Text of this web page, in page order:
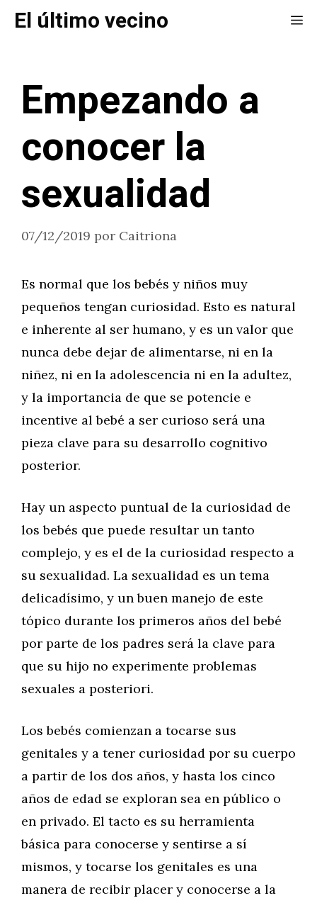
SaltarEl último vecino
Empezando a
conocer la
sexualidad
07/12/2019 por Caitriona
Es normal que los bebés y niños muy
pequeños tengan curiosidad. Esto es natural
e inherente al ser humano, y es un valor que
nunca debe dejar de alimentarse, ni en la
niñez, ni en la adolescencia ni en la adultez,
y la importancia de que se potencie e
incentive al bebé a ser curioso será una
pieza clave para su desarrollo cognitivo
posterior.
Hay un aspecto puntual de la curiosidad de
los bebés que puede resultar un tanto
complejo, y es el de la curiosidad respecto a
su sexualidad. La sexualidad es un tema
delicadísimo, y un buen manejo de este
tópico durante los primeros años del bebé
por parte de los padres será la clave para
que su hijo no experimente problemas
sexuales a posteriori.
Los bebés comienzan a tocarse sus
genitales y a tener curiosidad por su cuerpo
a partir de los dos años, y hasta los cinco
años de edad se exploran sea en público o
en privado. El tacto es su herramienta
básica para conocerse y sentirse a sí
mismos, y tocarse los genitales es una
manera de recibir placer y conocerse a la